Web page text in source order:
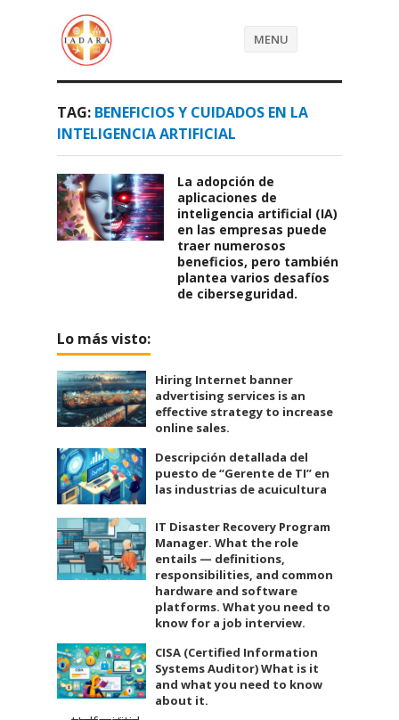
MENU
TAG: BENEFICIOS Y CUIDADOS EN LA
INTELIGENCIA ARTIFICIAL
La adopción de
aplicaciones de
inteligencia artificial (IA)
en las empresas puede
traer numerosos
beneficios, pero también
plantea varios desafíos
de ciberseguridad.
Lo más visto:
Hiring Internet banner
advertising services is an
effective strategy to increase
online sales.
Descripción detallada del
puesto de “Gerente de TI” en
las industrias de acuicultura
IT Disaster Recovery Program
Manager. What the role
entails — definitions,
responsibilities, and common
hardware and software
platforms. What you need to
know for a job interview.
CISA (Certified Information
Systems Auditor) What is it
and what you need to know
about it.